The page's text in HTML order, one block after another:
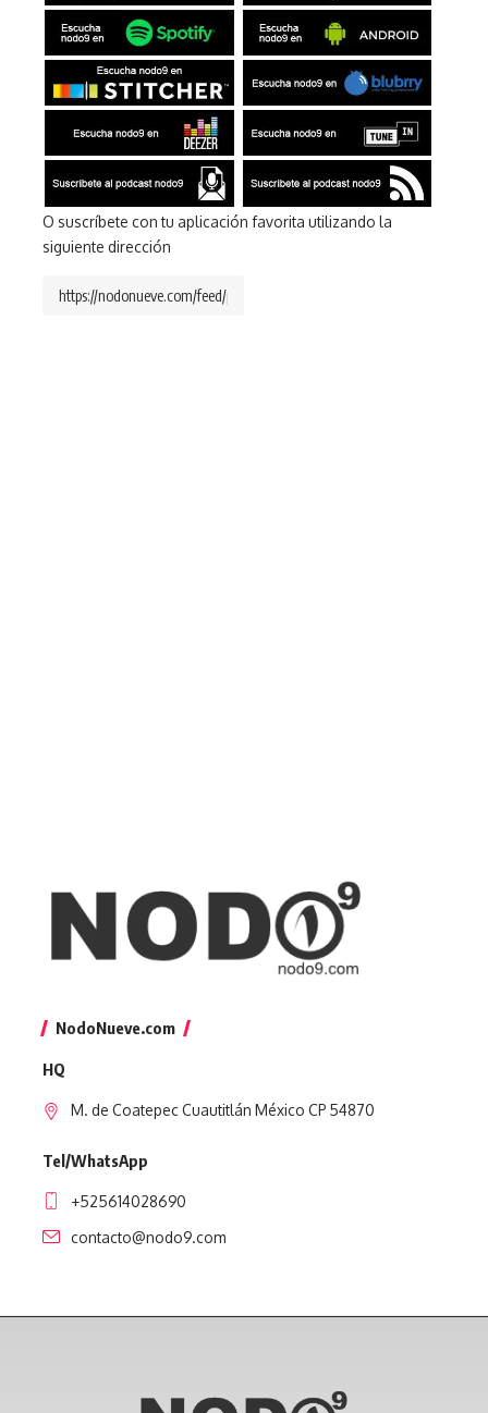
O suscríbete con tu aplicación favorita utilizando la
siguiente dirección
NodoNueve.com
HQ
M. de Coatepec Cuautitlán México CP 54870
Tel/WhatsApp
+525614028690
contacto@nodo9.com